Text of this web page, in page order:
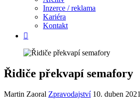
Inzerce / reklama
Kariéra
Kontakt
Řidiče překvapí semafory
Martin Zaoral Zpravodajství 10. duben 2021